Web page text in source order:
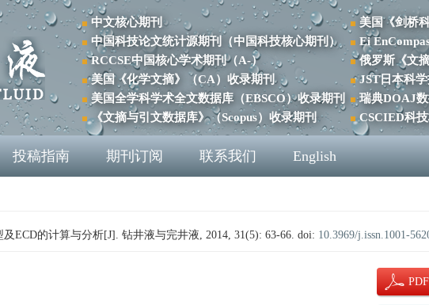
中文核心期刊
中国科技论文统计源期刊（中国科技核心期刊）
RCCSE中国核心学术期刊（A-）
美国《化学文摘》（CA）收录期刊
美国全学科学术全文数据库（EBSCO）收录期刊
《文摘与引文数据库》（Scopus）收录期刊
美国《剑桥
Ei
俄罗斯《文
JST日本科
瑞典DOAJ
CSCIED科
投稿指南 期刊订阅 联系我们 English
ECD的计算与分析[J]. 钻井液与完井液, 2014, 31(5): 63-66. doi: 10.3969/j.issn.1001-